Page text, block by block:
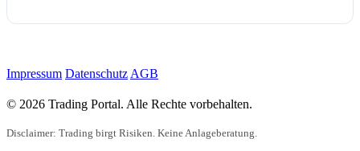
Impressum Datenschutz AGB
© 2026 Trading Portal. Alle Rechte vorbehalten.
Disclaimer: Trading birgt Risiken. Keine Anlageberatung.